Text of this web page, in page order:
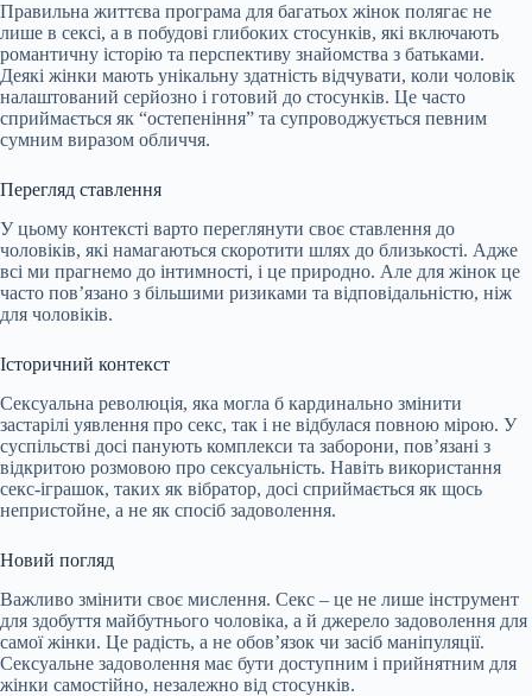
Правильна життєва програма для багатьох жінок полягає не
лише в сексі, а в побудові глибоких стосунків, які включають
романтичну історію та перспективу знайомства з батьками.
Деякі жінки мають унікальну здатність відчувати, коли чоловік
налаштований серйозно і готовий до стосунків. Це часто
сприймається як “остепеніння” та супроводжується певним
сумним виразом обличчя.
Перегляд ставлення
У цьому контексті варто переглянути своє ставлення до
чоловіків, які намагаються скоротити шлях до близькості. Адже
всі ми прагнемо до інтимності, і це природно. Але для жінок це
часто пов’язано з більшими ризиками та відповідальністю, ніж
для чоловіків.
Історичний контекст
Сексуальна революція, яка могла б кардинально змінити
застарілі уявлення про секс, так і не відбулася повною мірою. У
суспільстві досі панують комплекси та заборони, пов’язані з
відкритою розмовою про сексуальність. Навіть використання
секс-іграшок, таких як вібратор, досі сприймається як щось
непристойне, а не як спосіб задоволення.
Новий погляд
Важливо змінити своє мислення. Секс – це не лише інструмент
для здобуття майбутнього чоловіка, а й джерело задоволення для
самої жінки. Це радість, а не обов’язок чи засіб маніпуляції.
Сексуальне задоволення має бути доступним і прийнятним для
жінки самостійно, незалежно від стосунків.